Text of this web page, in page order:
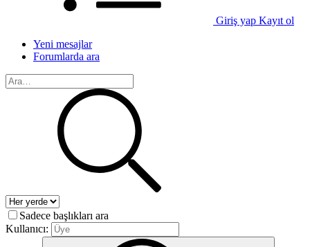
Giriş yap Kayıt ol
Yeni mesajlar
Forumlarda ara
Sadece başlıkları ara
Kullanıcı: